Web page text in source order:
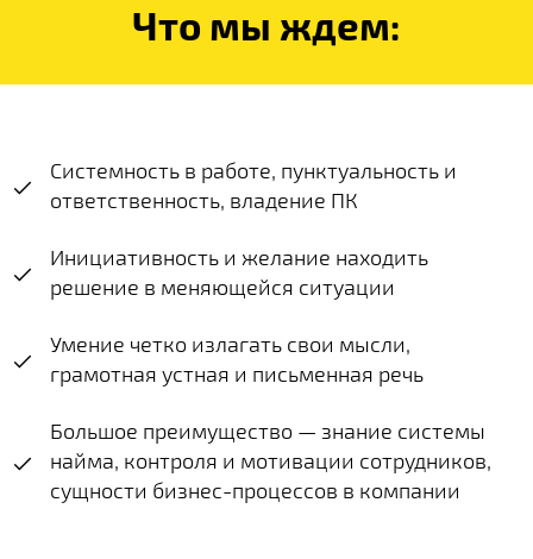
Что мы ждем:
Системность в работе, пунктуальность и
ответственность, владение ПК
Инициативность и желание находить
решение в меняющейся ситуации
Умение четко излагать свои мысли,
грамотная устная и письменная речь
Большое преимущество — знание системы
найма, контроля и мотивации сотрудников,
сущности бизнес-процессов в компании